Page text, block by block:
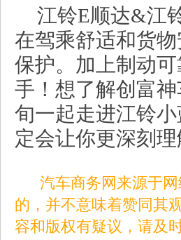
江铃E顺达&江
在驾乘舒适和货
保护。加上制动
手！想了解创富
旬一起走进江铃
定会让你更深刻
汽车商务网来源于网
的，并不意味着赞同其
容和版权有疑议，请及